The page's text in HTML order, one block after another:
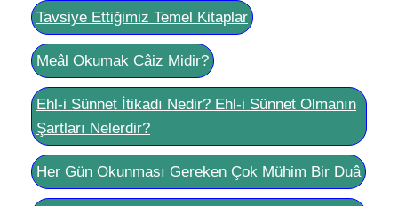
Tavsiye Ettiğimiz Temel Kitaplar
Meâl Okumak Câiz Midir?
Ehl-i Sünnet İtikadı Nedir? Ehl-i Sünnet Olmanın
Şartları Nelerdir?
Her Gün Okunması Gereken Çok Mühim Bir Duâ